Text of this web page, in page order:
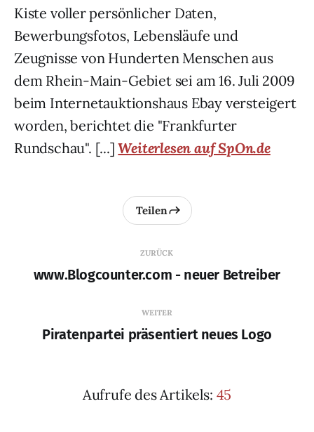
Kiste voller persönlicher Daten,
Bewerbungsfotos, Lebensläufe und
Zeugnisse von Hunderten Menschen aus
dem Rhein-Main-Gebiet sei am 16. Juli 2009
beim Internetauktionshaus Ebay versteigert
worden, berichtet die "Frankfurter
Rundschau". [...]Weiterlesen auf SpOn.de
ZURÜCK
www.Blogcounter.com - neuer Betreiber
Teilen
WEITER
Piratenpartei präsentiert neues Logo
Aufrufe des Artikels: 45